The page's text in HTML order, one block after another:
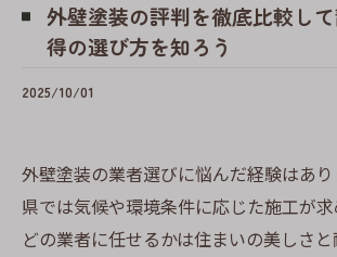
外壁塗装の評判を徹底比較し
得の選び方を知ろう
2025/10/01
外壁塗装の業者選びに悩んだ経験はあ
県では気候や環境条件に応じた施工が求
どの業者に任せるかは住まいの美しさ